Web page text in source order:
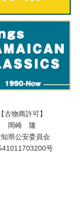
【古物商許可】
岡崎 隆
県公安委員会
号